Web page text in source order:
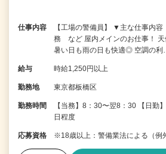
仕事内容
【工場の警備員】 ▼主な仕事内
務 など 屋内メインのお仕事！ 天
暑い日も雨の日も快適◎ 空調の
給与 時給1,250円以上
勤務地 東京都板橋区
勤務時間
【当務】8：30〜翌8：30 【日
日程度
応募資格 ※18歳以上：警備業法による（例